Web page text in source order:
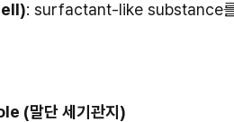
: surfactant-like substance를
(말단 세기관지)